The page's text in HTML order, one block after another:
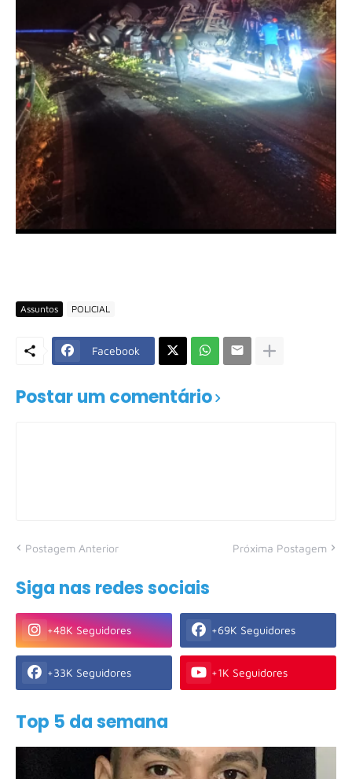
Assuntos POLICIAL
Facebook
Postar um comentário
Postagem Anterior Próxima Postagem
Siga nas redes sociais
+48K Seguidores +69K Seguidores
+33K Seguidores +1K Seguidores
Top 5 da semana